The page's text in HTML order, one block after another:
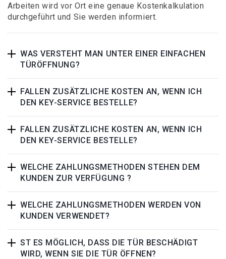
Arbeiten wird vor Ort eine genaue Kostenkalkulation
durchgeführt und Sie werden informiert.
WAS VERSTEHT MAN UNTER EINER EINFACHEN
TÜRÖFFNUNG?
FALLEN ZUSÄTZLICHE KOSTEN AN, WENN ICH
DEN KEY-SERVICE BESTELLE?
FALLEN ZUSÄTZLICHE KOSTEN AN, WENN ICH
DEN KEY-SERVICE BESTELLE?
WELCHE ZAHLUNGSMETHODEN STEHEN DEM
KUNDEN ZUR VERFÜGUNG ?
WELCHE ZAHLUNGSMETHODEN WERDEN VON
KUNDEN VERWENDET?
ST ES MÖGLICH, DASS DIE TÜR BESCHÄDIGT
WIRD, WENN SIE DIE TÜR ÖFFNEN?